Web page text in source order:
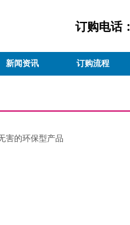
订购电话：
新闻资讯 订购流程
害的环保型产品